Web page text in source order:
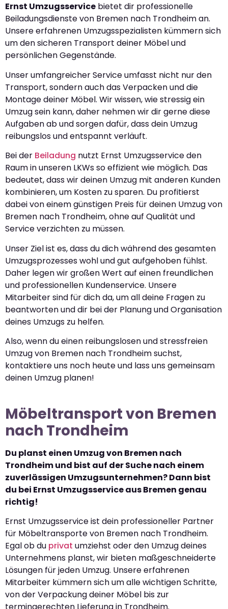
Ernst Umzugsservice bietet dir professionelle
Beiladungsdienste von Bremen nach Trondheim an.
Unsere erfahrenen Umzugsspezialisten kümmern sich
um den sicheren Transport deiner Möbel und
persönlichen Gegenstände.
Unser umfangreicher Service umfasst nicht nur den
Transport, sondern auch das Verpacken und die
Montage deiner Möbel. Wir wissen, wie stressig ein
Umzug sein kann, daher nehmen wir dir gerne diese
Aufgaben ab und sorgen dafür, dass dein Umzug
reibungslos und entspannt verläuft.
Bei der Beiladung nutzt Ernst Umzugsservice den
Raum in unseren LKWs so effizient wie möglich. Das
bedeutet, dass wir deinen Umzug mit anderen Kunden
kombinieren, um Kosten zu sparen. Du profitierst
dabei von einem günstigen Preis für deinen Umzug von
Bremen nach Trondheim, ohne auf Qualität und
Service verzichten zu müssen.
Unser Ziel ist es, dass du dich während des gesamten
Umzugsprozesses wohl und gut aufgehoben fühlst.
Daher legen wir großen Wert auf einen freundlichen
und professionellen Kundenservice. Unsere
Mitarbeiter sind für dich da, um all deine Fragen zu
beantworten und dir bei der Planung und Organisation
deines Umzugs zu helfen.
Also, wenn du einen reibungslosen und stressfreien
Umzug von Bremen nach Trondheim suchst,
kontaktiere uns noch heute und lass uns gemeinsam
deinen Umzug planen!
Möbeltransport von Bremen
nach Trondheim
Du planst einen Umzug von Bremen nach
Trondheim und bist auf der Suche nach einem
zuverlässigen Umzugsunternehmen? Dann bist
du bei Ernst Umzugsservice aus Bremen genau
richtig!
Ernst Umzugsservice ist dein professioneller Partner
für Möbeltransporte von Bremen nach Trondheim.
Egal ob du privat umziehst oder den Umzug deines
Unternehmens planst, wir bieten maßgeschneiderte
Lösungen für jeden Umzug. Unsere erfahrenen
Mitarbeiter kümmern sich um alle wichtigen Schritte,
von der Verpackung deiner Möbel bis zur